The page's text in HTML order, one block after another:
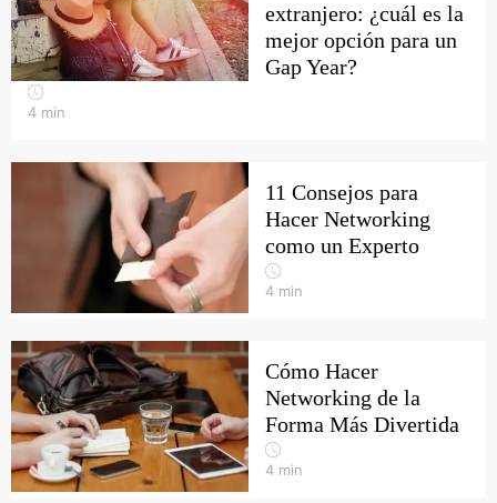
extranjero: ¿cuál es la
mejor opción para un
Gap Year?
4 min
11 Consejos para
Hacer Networking
como un Experto
4 min
Cómo Hacer
Networking de la
Forma Más Divertida
4 min